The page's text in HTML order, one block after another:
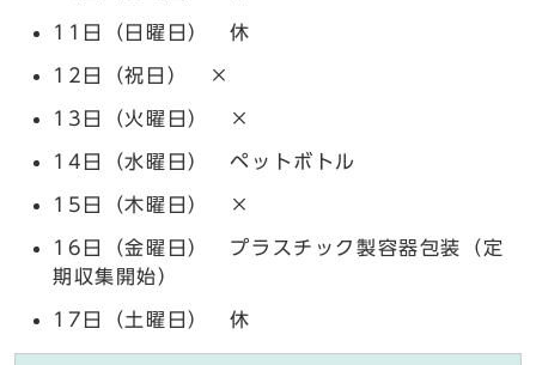
11日（日曜日） 休
12日（祝日） ×
13日（火曜日） ×
14日（水曜日） ペットボトル
15日（木曜日） ×
16日（金曜日） プラスチック製容器包装（定
期収集開始）
17日（土曜日） 休